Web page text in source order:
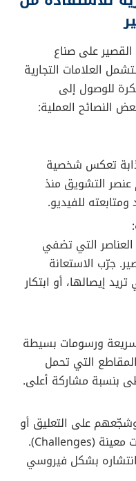
شعبية عالمية؟
قوي في عالم
الذي تحققه تيك توك.
“ريلز”، حتى تحتفظ
أخرى.
ريلز على واجهة
ضمن باقة واسعة من
الأدوات مثل “القصص” و”IGTV” سابقًا (حاليًا فيديوهات
المستخدمين
إعلانية ضخمة
خصبة للإعلانات